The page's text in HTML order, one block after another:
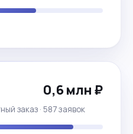
0,6 млн ₽
заказ · 587 заявок